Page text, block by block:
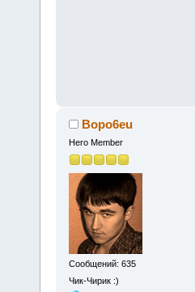
Bopo6eu
Hero Member
Сообщений: 635
Чик-Чирик :)